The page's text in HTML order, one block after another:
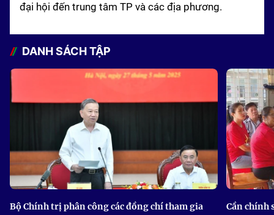
đại hội đến trung tâm TP và các địa phương.
DANH SÁCH TẬP
Bộ Chính trị phân công các đồng chí tham gia
Cần chính